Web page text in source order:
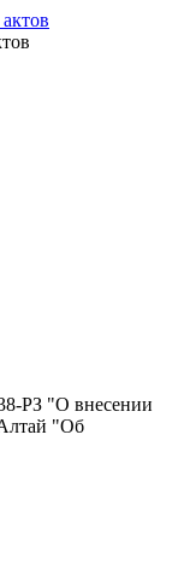
РЗ "О внесении
"Об